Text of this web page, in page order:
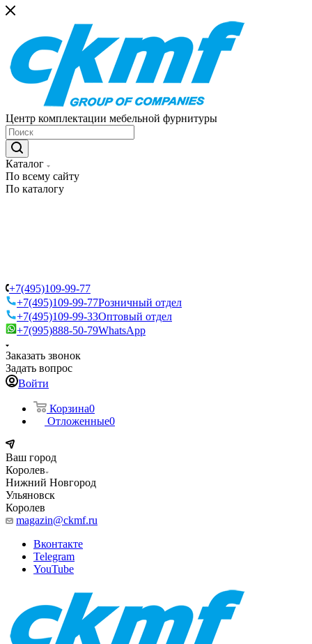
Центр комплектации мебельной фурнитуры
Каталог
По всему сайту
По каталогу
+7(495)109-99-77
+7(495)109-99-77Розничный отдел
+7(495)109-99-33Оптовый отдел
+7(995)888-50-79WhatsApp
Заказать звонок
Задать вопрос
Войти
Корзина0
Отложенные0
Ваш город
Королев
Нижний Новгород
Ульяновск
Королев
magazin@ckmf.ru
Вконтакте
Telegram
YouTube